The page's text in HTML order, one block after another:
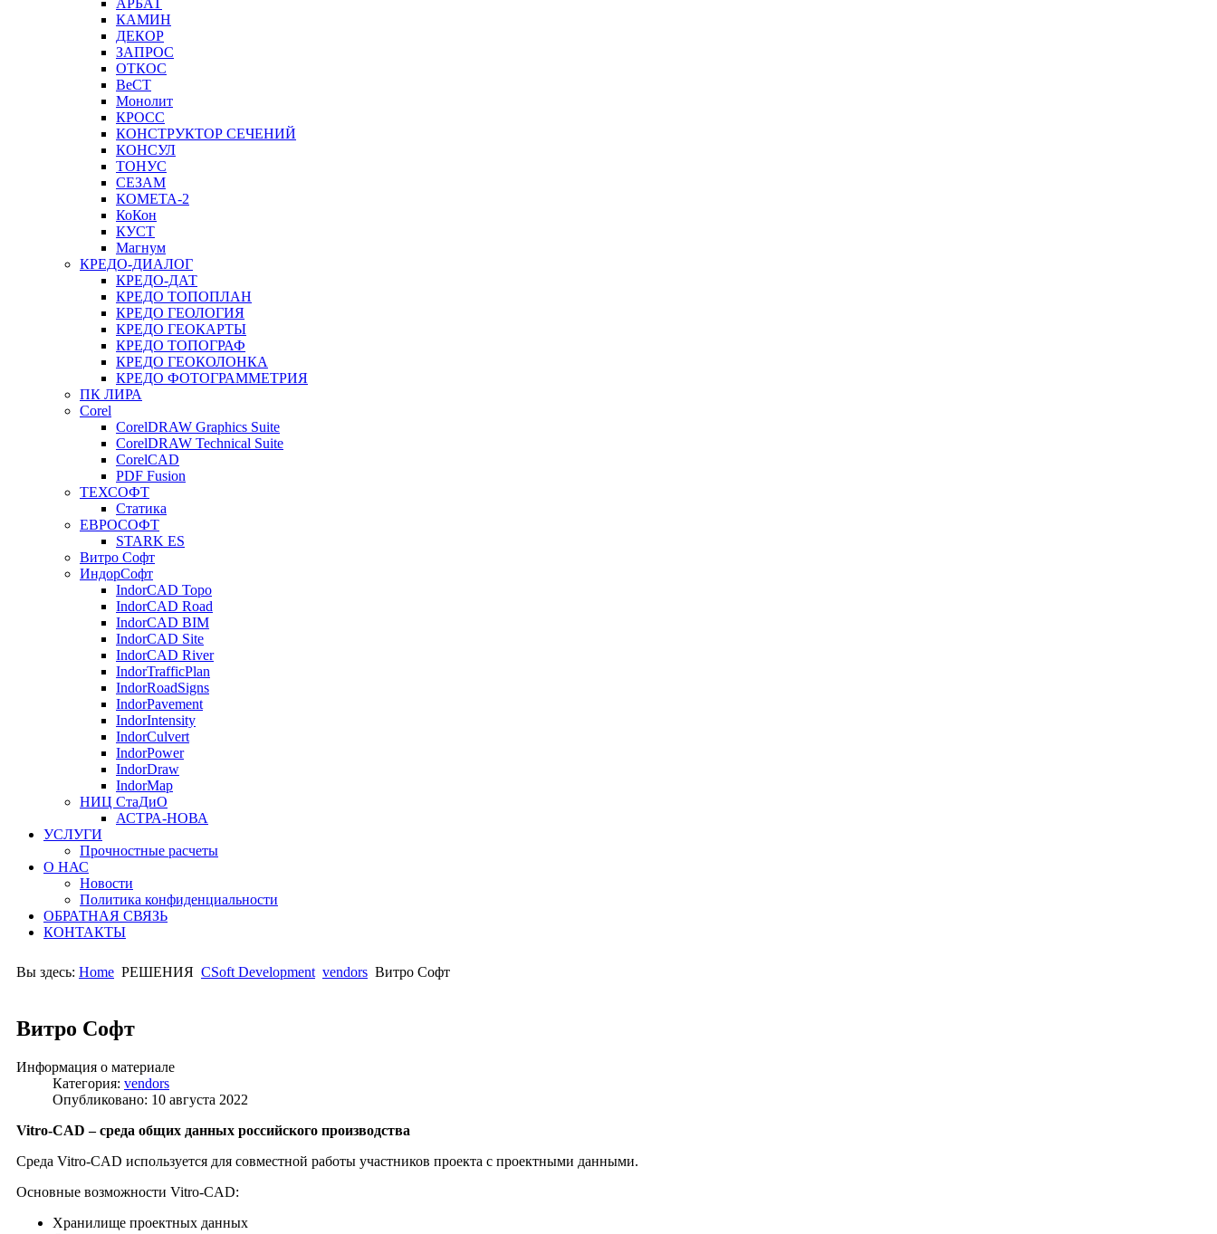
АРБАТ
КАМИН
ДЕКОР
ЗАПРОС
ОТКОС
ВеСТ
Монолит
КРОСС
КОНСТРУКТОР СЕЧЕНИЙ
КОНСУЛ
ТОНУС
СЕЗАМ
КОМЕТА-2
КоКон
КУСТ
Магнум
КРЕДО-ДИАЛОГ
КРЕДО-ДАТ
КРЕДО ТОПОПЛАН
КРЕДО ГЕОЛОГИЯ
КРЕДО ГЕОКАРТЫ
КРЕДО ТОПОГРАФ
КРЕДО ГЕОКОЛОНКА
КРЕДО ФОТОГРАММЕТРИЯ
ПК ЛИРА
Corel
CorelDRAW Graphics Suite
CorelDRAW Technical Suite
CorelCAD
PDF Fusion
ТЕХСОФТ
Статика
ЕВРОСОФТ
STARK ES
Витро Софт
ИндорСофт
IndorCAD Topo
IndorCAD Road
IndorCAD BIM
IndorCAD Site
IndorCAD River
IndorTrafficPlan
IndorRoadSigns
IndorPavement
IndorIntensity
IndorCulvert
IndorPower
IndorDraw
IndorMap
НИЦ СтаДиО
АСТРА-НОВА
УСЛУГИ
Прочностные расчеты
О НАС
Новости
Политика конфиденциальности
ОБРАТНАЯ СВЯЗЬ
КОНТАКТЫ
Вы здесь: Home РЕШЕНИЯ CSoft Development vendors Витро Софт
Витро Софт
Информация о материале
Категория: vendors
Опубликовано: 10 августа 2022
Vitro-CAD – среда общих данных российского производства
Среда Vitro-CAD используется для совместной работы участников проекта с проектными данными.
Основные возможности Vitro-CAD:
Хранилище проектных данных